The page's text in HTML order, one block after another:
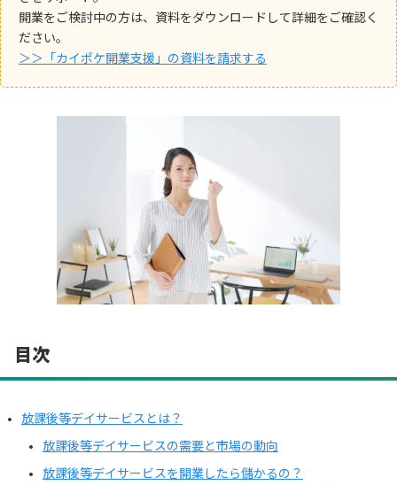
開業をご検討中の方は、資料をダウンロードして詳細をご確認く
ださい。
＞＞「カイポケ開業支援」の資料を請求する
目次
放課後等デイサービスとは？
放課後等デイサービスの需要と市場の動向
放課後等デイサービスを開業したら儲かるの？